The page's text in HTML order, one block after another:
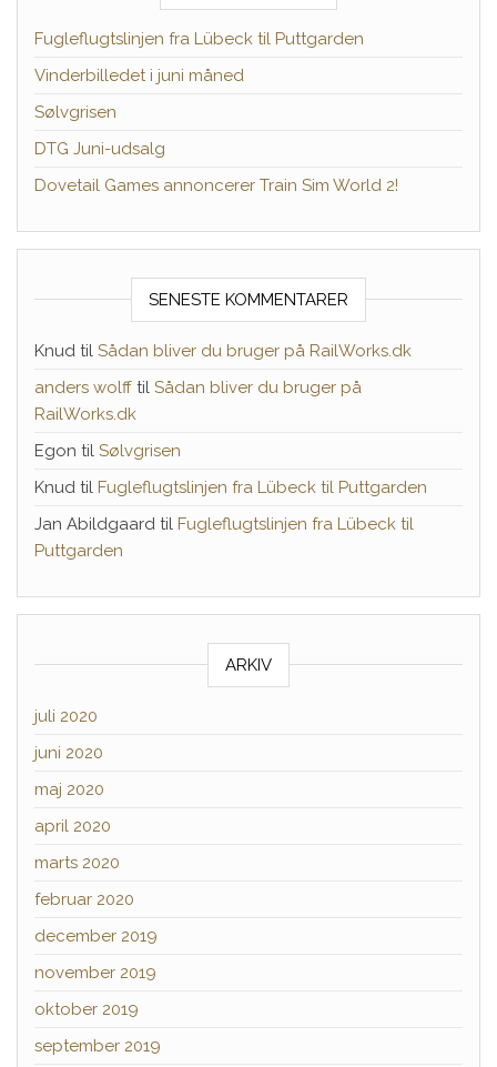
Fugleflugtslinjen fra Lübeck til Puttgarden
Vinderbilledet i juni måned
Sølvgrisen
DTG Juni-udsalg
Dovetail Games annoncerer Train Sim World 2!
SENESTE KOMMENTARER
Knud til Sådan bliver du bruger på RailWorks.dk
anders wolff til Sådan bliver du bruger på
RailWorks.dk
Egon til Sølvgrisen
Knud til Fugleflugtslinjen fra Lübeck til Puttgarden
Jan Abildgaard til Fugleflugtslinjen fra Lübeck til
Puttgarden
ARKIV
juli 2020
juni 2020
maj 2020
april 2020
marts 2020
februar 2020
december 2019
november 2019
oktober 2019
september 2019